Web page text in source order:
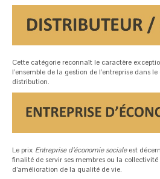
Cette catégorie reconnaît le caractère
l’ensemble de la gestion de l’entreprise dans
distribution.
Le prix Entreprise d’économie socialeest
finalité de servir ses membres ou la
d’amélioration de la qualité de vie.